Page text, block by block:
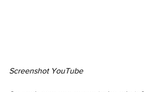
Screenshot YouTube